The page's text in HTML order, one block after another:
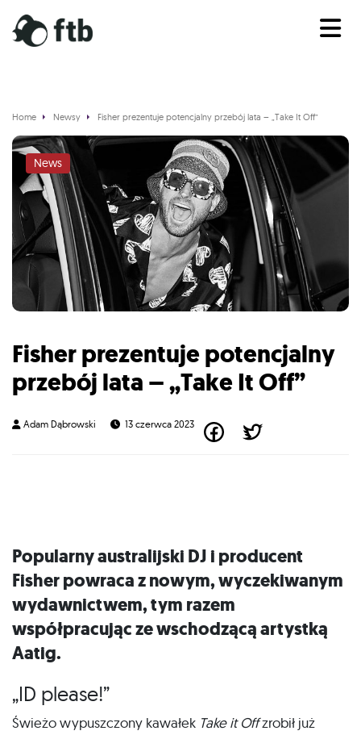
Home Newsy Fisher prezentuje potencjalny przebój lata – „Take It Off”
News
Fisher prezentuje potencjalny
przebój lata – „Take It Off”
Adam Dąbrowski 13 czerwca 2023
Popularny australijski DJ i producent
Fisher powraca z nowym, wyczekiwanym
wydawnictwem, tym razem
współpracując ze wschodzącą artystką
Aatig.
„ID please!”
Świeżo wypuszczony kawałek Take it Offzrobił już